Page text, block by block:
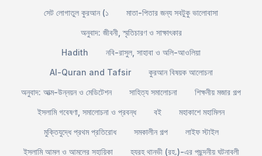
সেট লোগাতুল কুরআন (১
মাতা-পিতার জন্য সবটুকু ভালোবাসা
অনুবাদ: জীবনী, স্মৃতিচারণ ও সাক্ষাৎকার
Hadith
নবি-রাসুল, সাহাবা ও অলি-আওলিয়া
Al-Quran and Tafsir
কুরআন বিষয়ক আলোচনা
অনুবাদ: আত্ম-উন্নয়ন ও মেডিটেশন
সাহিত্য সমালোচনা
শিক্ষনীয় মজার গল্প
ইসলামি গবেষণা, সমালোচনা ও প্রবন্ধ
বই
মহাকাশে মহামিলন
মুক্তিযুদ্ধে প্রথম প্রতিরোধ
সমকালীন গল্প
লাইফ স্টাইল
ইসলামি আমল ও আমলের সহায়িকা
হযরহ থানভী (রহ.)-এর পছন্দনীয় ঘটনাবলী